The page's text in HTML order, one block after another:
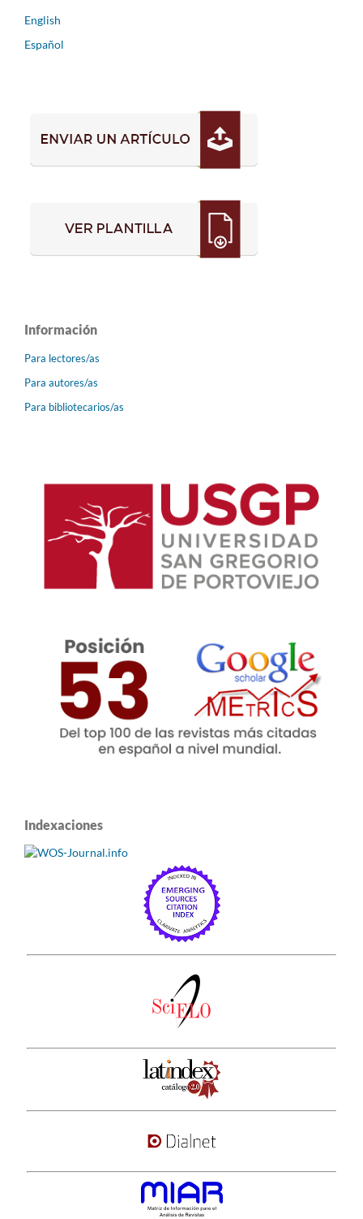
English
Español
Información
Para lectores/as
Para autores/as
Para bibliotecarios/as
Indexaciones